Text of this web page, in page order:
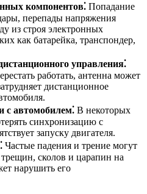
компонентов⁚ Попадание
перепады напряжения
из строя электронных
как батарейка, транспондер,
управления⁚
работать, антенна может
дистанционное
с автомобилем⁚ В некоторых
синхронизацию с
запуску двигателя.
Частые падения и трение могут
сколов и царапин на
нарушить его